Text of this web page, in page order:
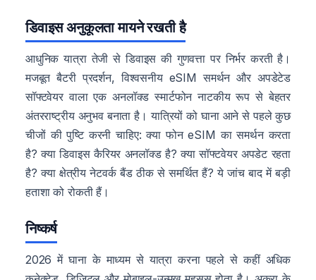
डिवाइस अनुकूलता मायने रखती है
आधुनिक यात्रा तेजी से डिवाइस की गुणवत्ता पर निर्भर करती है।
मजबूत बैटरी प्रदर्शन, विश्वसनीय eSIM समर्थन और अपडेटेड
सॉफ्टवेयर वाला एक अनलॉक्ड स्मार्टफोन नाटकीय रूप से बेहतर
अंतरराष्ट्रीय अनुभव बनाता है। यात्रियों को घाना आने से पहले कुछ
चीजों की पुष्टि करनी चाहिए: क्या फोन eSIM का समर्थन करता
है? क्या डिवाइस कैरियर अनलॉक्ड है? क्या सॉफ्टवेयर अपडेट रहता
है? क्या क्षेत्रीय नेटवर्क बैंड ठीक से समर्थित हैं? ये जांच बाद में बड़ी
हताशा को रोकती हैं।
निष्कर्ष
2026 में घाना के माध्यम से यात्रा करना पहले से कहीं अधिक